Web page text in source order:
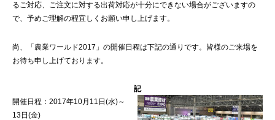
るご対応、ご注文に対する出荷対応が十分にできない場合がございますの
で、予めご理解の程宜しくお願い申し上げます。
尚、「農業ワールド2017」の開催日程は下記の通りです。皆様のご来場を
お待ち申し上げております。
記
開催日程：2017年10月11日(水)～
13日(金)